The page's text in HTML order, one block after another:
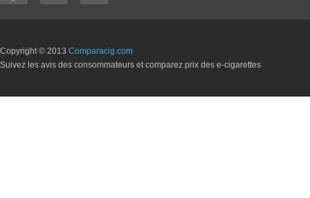
Copyright © 2013 Comparacig.com
Suivez les avis des consommateurs et comparez prix des e-cigarettes